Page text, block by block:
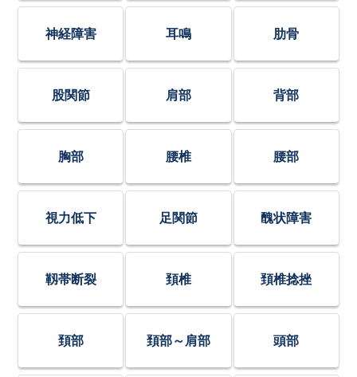
神経障害 耳鳴 肋骨
股関節 肩部 背部
胸部 腰椎 腰部
視力低下 足関節 醜状障害
靱帯断裂 頚椎 頚椎捻挫
頚部 頚部～肩部 頭部